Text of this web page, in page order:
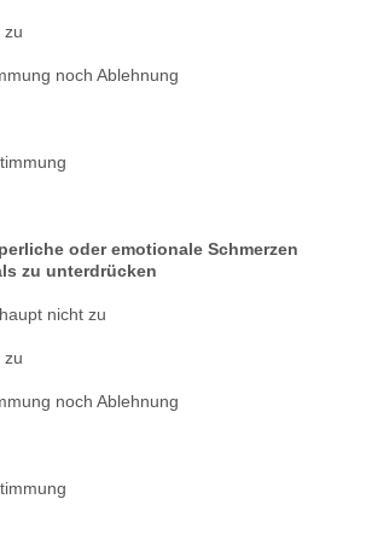
zu
noch Ablehnung
oder emotionale Schmerzen
zu unterdrücken
nicht zu
zu
noch Ablehnung